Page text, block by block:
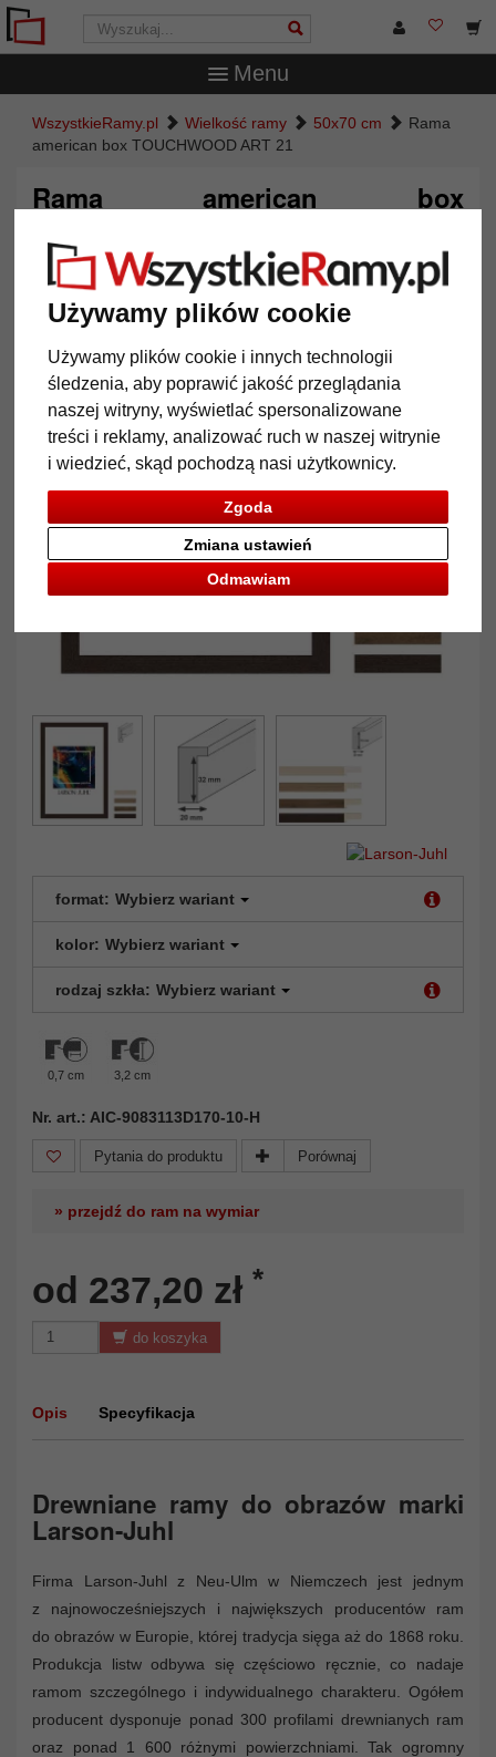
Używamy plików cookie
Używamy plików cookie i innych technologii
śledzenia, aby poprawić jakość przeglądania
naszej witryny, wyświetlać spersonalizowane
treści i reklamy, analizować ruch w naszej witrynie
i wiedzieć, skąd pochodzą nasi użytkownicy.
Zgoda
Odmawiam
Zmiana ustawień
Menu
WszystkieRamy.pl Wielkość ramy 50x70 cm
Rama
american box TOUCHWOOD ART 21
Rama american box
Powrót
format: Wybierz wariant
kolor: Wybierz wariant
rodzaj szkła: Wybierz wariant
0,7 cm 3,2 cm
Nr. art.: AIC-9083113D170-10-H
Pytania do produktu Porównaj
» przejdź do ram na wymiar
od 237,20 zł *
do koszyka
Opis Specyfikacja
Drewniane ramy do obrazów marki
Larson-Juhl
Firma Larson-Juhl z Neu-Ulm w Niemczech jest jednym
z najnowocześniejszych i największych producentów ram
do obrazów w Europie, której tradycja sięga aż do 1868 roku.
Produkcja listw odbywa się częściowo ręcznie, co nadaje
ramom szczególnego i indywidualnego charakteru. Ogółem
producent dysponuje ponad 300 profilami drewnianych ram
oraz ponad 1 600 różnymi powierzchniami. Tak ogromny